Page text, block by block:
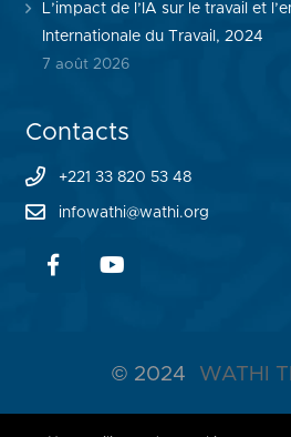
L’impact de l’IA sur le travail et
Internationale du Travail, 2024
7 août 2026
Contacts
+221 33 820 53 48
infowathi@wathi.org
© 2024 WATHI
ABOUT